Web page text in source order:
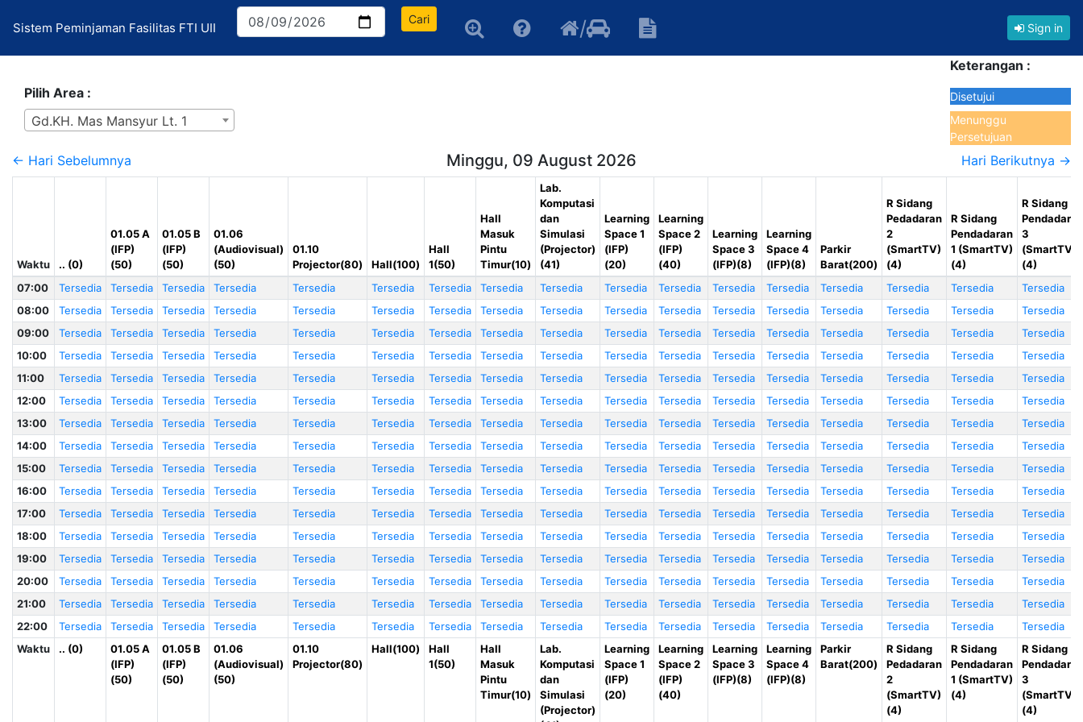
Sistem Peminjaman Fasilitas FTI UII
Cari / Sign in
Keterangan :
Disetujui
Menunggu
Persetujuan
Pilih Area :
Gd.KH. Mas Mansyur Lt. 1
← Hari Sebelumnya Minggu, 09 August 2026 Hari Berikutnya →
Waktu .. (0)
01.05 A
(IFP)
(50)
01.05 B
(IFP)
(50)
01.06
(Audiovisual)
(50)
01.10
Projector(80)
Hall(100)
Hall
1(50)
Hall
Masuk
Pintu
Timur(10)
Lab.
Komputasi
dan
Simulasi
(Projector)
(41)
Learning
Space 1
(IFP)
(20)
Learning
Space 2
(IFP)
(40)
Learning
Space 3
(IFP)(8)
Learning
Space 4
(IFP)(8)
Parkir
Barat(200)
R Sidang
Pedadaran
2
(SmartTV)
(4)
R Sidang
Pendadaran
1 (SmartTV)
(4)
R Sidang
Pendadaran
3
(SmartTV)
(4)
07:00
Tersedia Tersedia Tersedia Tersedia Tersedia Tersedia Tersedia Tersedia Tersedia Tersedia Tersedia Tersedia Tersedia Tersedia Tersedia Tersedia
Tersedia
08:00
Tersedia Tersedia Tersedia Tersedia Tersedia Tersedia Tersedia Tersedia Tersedia Tersedia Tersedia Tersedia Tersedia Tersedia Tersedia Tersedia
Tersedia
09:00
Tersedia Tersedia Tersedia Tersedia Tersedia Tersedia Tersedia Tersedia Tersedia Tersedia Tersedia Tersedia Tersedia Tersedia Tersedia Tersedia
Tersedia
10:00
Tersedia Tersedia Tersedia Tersedia Tersedia Tersedia Tersedia Tersedia Tersedia Tersedia Tersedia Tersedia Tersedia Tersedia Tersedia Tersedia
Tersedia
11:00
Tersedia Tersedia Tersedia Tersedia Tersedia Tersedia Tersedia Tersedia Tersedia Tersedia Tersedia Tersedia Tersedia Tersedia Tersedia Tersedia
Tersedia
12:00
Tersedia Tersedia Tersedia Tersedia Tersedia Tersedia Tersedia Tersedia Tersedia Tersedia Tersedia Tersedia Tersedia Tersedia Tersedia Tersedia
Tersedia
13:00
Tersedia Tersedia Tersedia Tersedia Tersedia Tersedia Tersedia Tersedia Tersedia Tersedia Tersedia Tersedia Tersedia Tersedia Tersedia Tersedia
Tersedia
14:00
Tersedia Tersedia Tersedia Tersedia Tersedia Tersedia Tersedia Tersedia Tersedia Tersedia Tersedia Tersedia Tersedia Tersedia Tersedia Tersedia
Tersedia
15:00
Tersedia Tersedia Tersedia Tersedia Tersedia Tersedia Tersedia Tersedia Tersedia Tersedia Tersedia Tersedia Tersedia Tersedia Tersedia Tersedia
Tersedia
16:00
Tersedia Tersedia Tersedia Tersedia Tersedia Tersedia Tersedia Tersedia Tersedia Tersedia Tersedia Tersedia Tersedia Tersedia Tersedia Tersedia
Tersedia
17:00
Tersedia Tersedia Tersedia Tersedia Tersedia Tersedia Tersedia Tersedia Tersedia Tersedia Tersedia Tersedia Tersedia Tersedia Tersedia Tersedia
Tersedia
18:00
Tersedia Tersedia Tersedia Tersedia Tersedia Tersedia Tersedia Tersedia Tersedia Tersedia Tersedia Tersedia Tersedia Tersedia Tersedia Tersedia
Tersedia
19:00
Tersedia Tersedia Tersedia Tersedia Tersedia Tersedia Tersedia Tersedia Tersedia Tersedia Tersedia Tersedia Tersedia Tersedia Tersedia Tersedia
Tersedia
20:00
Tersedia Tersedia Tersedia Tersedia Tersedia Tersedia Tersedia Tersedia Tersedia Tersedia Tersedia Tersedia Tersedia Tersedia Tersedia Tersedia
Tersedia
21:00
Tersedia Tersedia Tersedia Tersedia Tersedia Tersedia Tersedia Tersedia Tersedia Tersedia Tersedia Tersedia Tersedia Tersedia Tersedia Tersedia
Tersedia
22:00
Tersedia Tersedia Tersedia Tersedia Tersedia Tersedia Tersedia Tersedia Tersedia Tersedia Tersedia Tersedia Tersedia Tersedia Tersedia Tersedia
Tersedia
Waktu
.. (0)
01.05 A
(IFP)
(50)
01.05 B
(IFP)
(50)
01.06
(Audiovisual)
(50)
01.10
Projector(80)
Hall(100)
Hall
1(50)
Hall
Masuk
Pintu
Timur(10)
Lab.
Komputasi
dan
Simulasi
(Projector)
Learning
Space 1
(IFP)
(20)
Learning
Space 2
(IFP)
(40)
Learning
Space 3
(IFP)(8)
Learning
Space 4
(IFP)(8)
Parkir
Barat(200)
R Sidang
Pedadaran
2
(SmartTV)
(4)
R Sidang
Pendadaran
1 (SmartTV)
(4)
R Sidang
Pendadaran
3
(SmartTV)
(4)